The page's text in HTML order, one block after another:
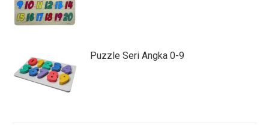
Puzzle Seri Angka 0-9